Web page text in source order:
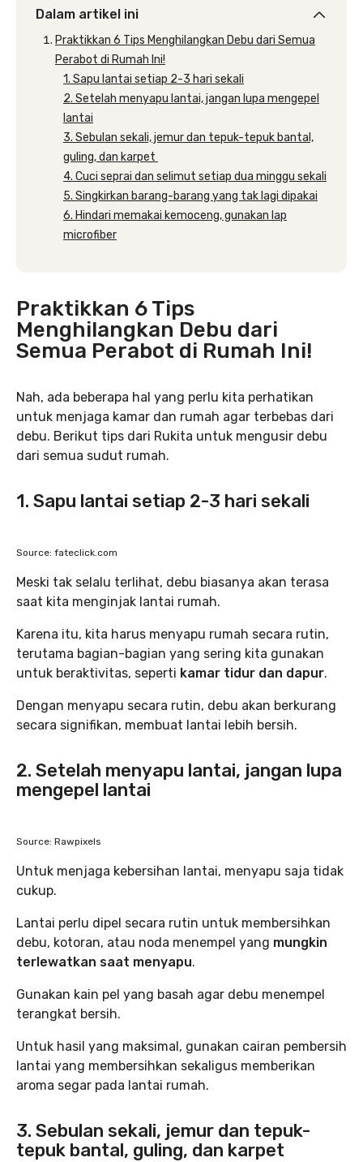
Dalam artikel ini
Praktikkan 6 Tips Menghilangkan Debu dari Semua
Perabot di Rumah Ini!
1. Sapu lantai setiap 2-3 hari sekali
2. Setelah menyapu lantai, jangan lupa mengepel
lantai
3. Sebulan sekali, jemur dan tepuk-tepuk bantal,
guling, dan karpet
4. Cuci seprai dan selimut setiap dua minggu sekali
5. Singkirkan barang-barang yang tak lagi dipakai
6. Hindari memakai kemoceng, gunakan lap
microfiber
Praktikkan 6 Tips
Menghilangkan Debu dari
Semua Perabot di Rumah Ini!
Nah, ada beberapa hal yang perlu kita perhatikan
untuk menjaga kamar dan rumah agar terbebas dari
debu. Berikut tips dari Rukita untuk mengusir debu
dari semua sudut rumah.
1. Sapu lantai setiap 2-3 hari sekali
Source: fateclick.com
Meski tak selalu terlihat, debu biasanya akan terasa
saat kita menginjak lantai rumah.
Karena itu, kita harus menyapu rumah secara rutin,
terutama bagian-bagian yang sering kita gunakan
untuk beraktivitas, seperti kamar tidur dan dapur.
Dengan menyapu secara rutin, debu akan berkurang
secara signifikan, membuat lantai lebih bersih.
2. Setelah menyapu lantai, jangan lupa
mengepel lantai
Source: Rawpixels
Untuk menjaga kebersihan lantai, menyapu saja tidak
cukup.
Lantai perlu dipel secara rutin untuk membersihkan
debu, kotoran, atau noda menempel yang mungkin
terlewatkan saat menyapu.
Gunakan kain pel yang basah agar debu menempel
terangkat bersih.
Untuk hasil yang maksimal, gunakan cairan pembersih
lantai yang membersihkan sekaligus memberikan
aroma segar pada lantai rumah.
3. Sebulan sekali, jemur dan tepuk-
tepuk bantal, guling, dan karpet